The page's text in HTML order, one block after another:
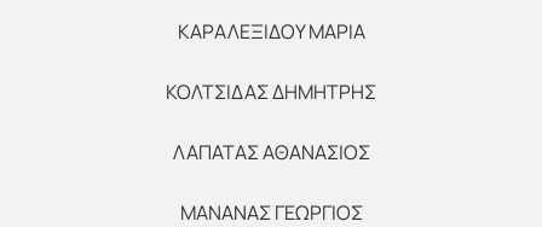
ΚΑΡΑΛΕΞΙΔΟΥ ΜΑΡΙΑ
ΚΟΛΤΣΙΔΑΣ ΔΗΜΗΤΡΗΣ
ΛΑΠΑΤΑΣ ΑΘΑΝΑΣΙΟΣ
ΜΑΝΑΝΑΣ ΓΕΩΡΓΙΟΣ